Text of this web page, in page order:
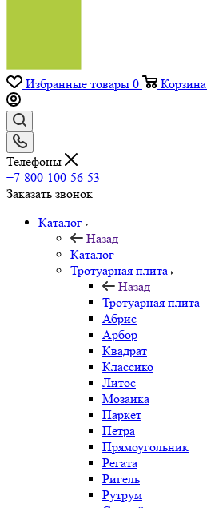
Избранные товары 0 Корзина
Телефоны
+7-800-100-56-53
Заказать звонок
Каталог
Назад
Каталог
Тротуарная плита
Назад
Тротуарная плита
Абрис
Арбор
Квадрат
Классико
Литос
Мозаика
Паркет
Петра
Прямоугольник
Регата
Ригель
Рутрум